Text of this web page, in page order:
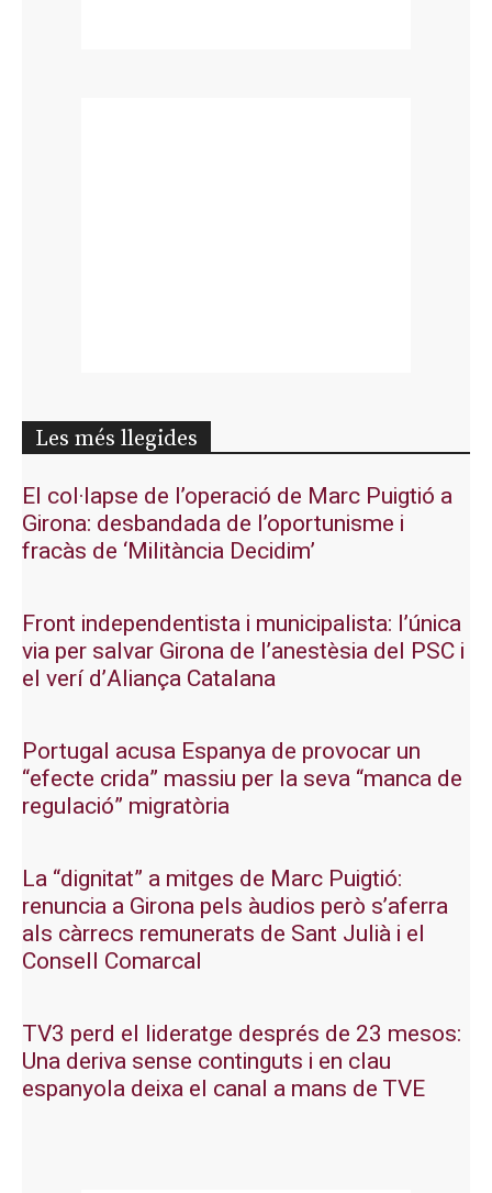
Les més llegides
El col·lapse de l’operació de Marc Puigtió a
Girona: desbandada de l’oportunisme i
fracàs de ‘Militància Decidim’
Front independentista i municipalista: l’única
via per salvar Girona de l’anestèsia del PSC i
el verí d’Aliança Catalana
Portugal acusa Espanya de provocar un
“efecte crida” massiu per la seva “manca de
regulació” migratòria
La “dignitat” a mitges de Marc Puigtió:
renuncia a Girona pels àudios però s’aferra
als càrrecs remunerats de Sant Julià i el
Consell Comarcal
TV3 perd el lideratge després de 23 mesos:
Una deriva sense continguts i en clau
espanyola deixa el canal a mans de TVE